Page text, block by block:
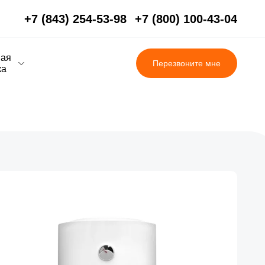
+7 (843) 254-53-98 +7 (800) 100-43-04
Перезвоните мне